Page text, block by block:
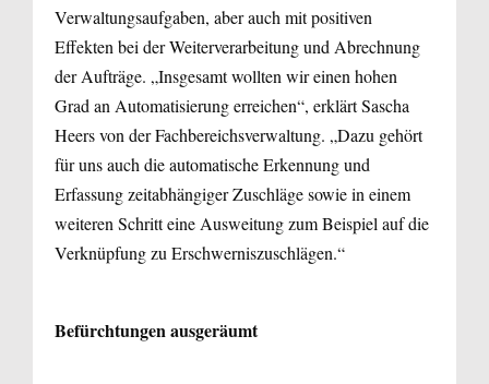
Verwaltungsaufgaben, aber auch mit positiven
Effekten bei der Weiterverarbeitung und Abrechnung
der Aufträge. „Insgesamt wollten wir einen hohen
Grad an Automatisierung erreichen“, erklärt Sascha
Heers von der Fachbereichsverwaltung. „Dazu gehört
für uns auch die automatische Erkennung und
Erfassung zeitabhängiger Zuschläge sowie in einem
weiteren Schritt eine Ausweitung zum Beispiel auf die
Verknüpfung zu Erschwerniszuschlägen.“
Befürchtungen ausgeräumt